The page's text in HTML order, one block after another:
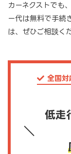
カーネクストでも
ー代は無料で手続
は、ぜひご相談く
全国対
低走